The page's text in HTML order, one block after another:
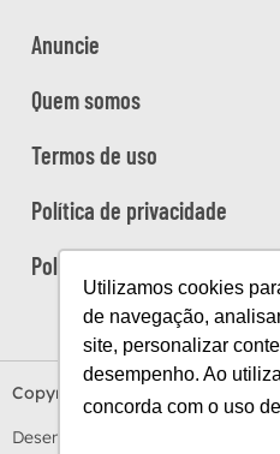
Utilizamos cookies
de navegação,
site, personalizar
desempenho. Ao
concorda com o uso
Anuncie
Quem somos
Termos de uso
Política de privacidade
Política de cookies
Copyright Viaje na Viagem ©
Desenvolvido por